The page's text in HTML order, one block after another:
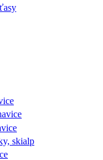
skialp